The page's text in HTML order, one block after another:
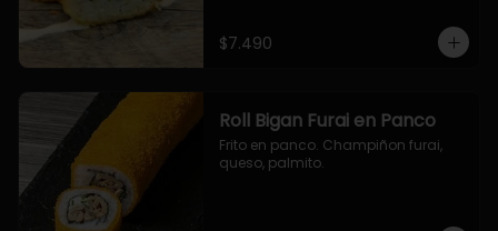
$7.490
Roll Bigan Furai en Panco
Frito en panco. Champiñon furai,
queso, palmito.